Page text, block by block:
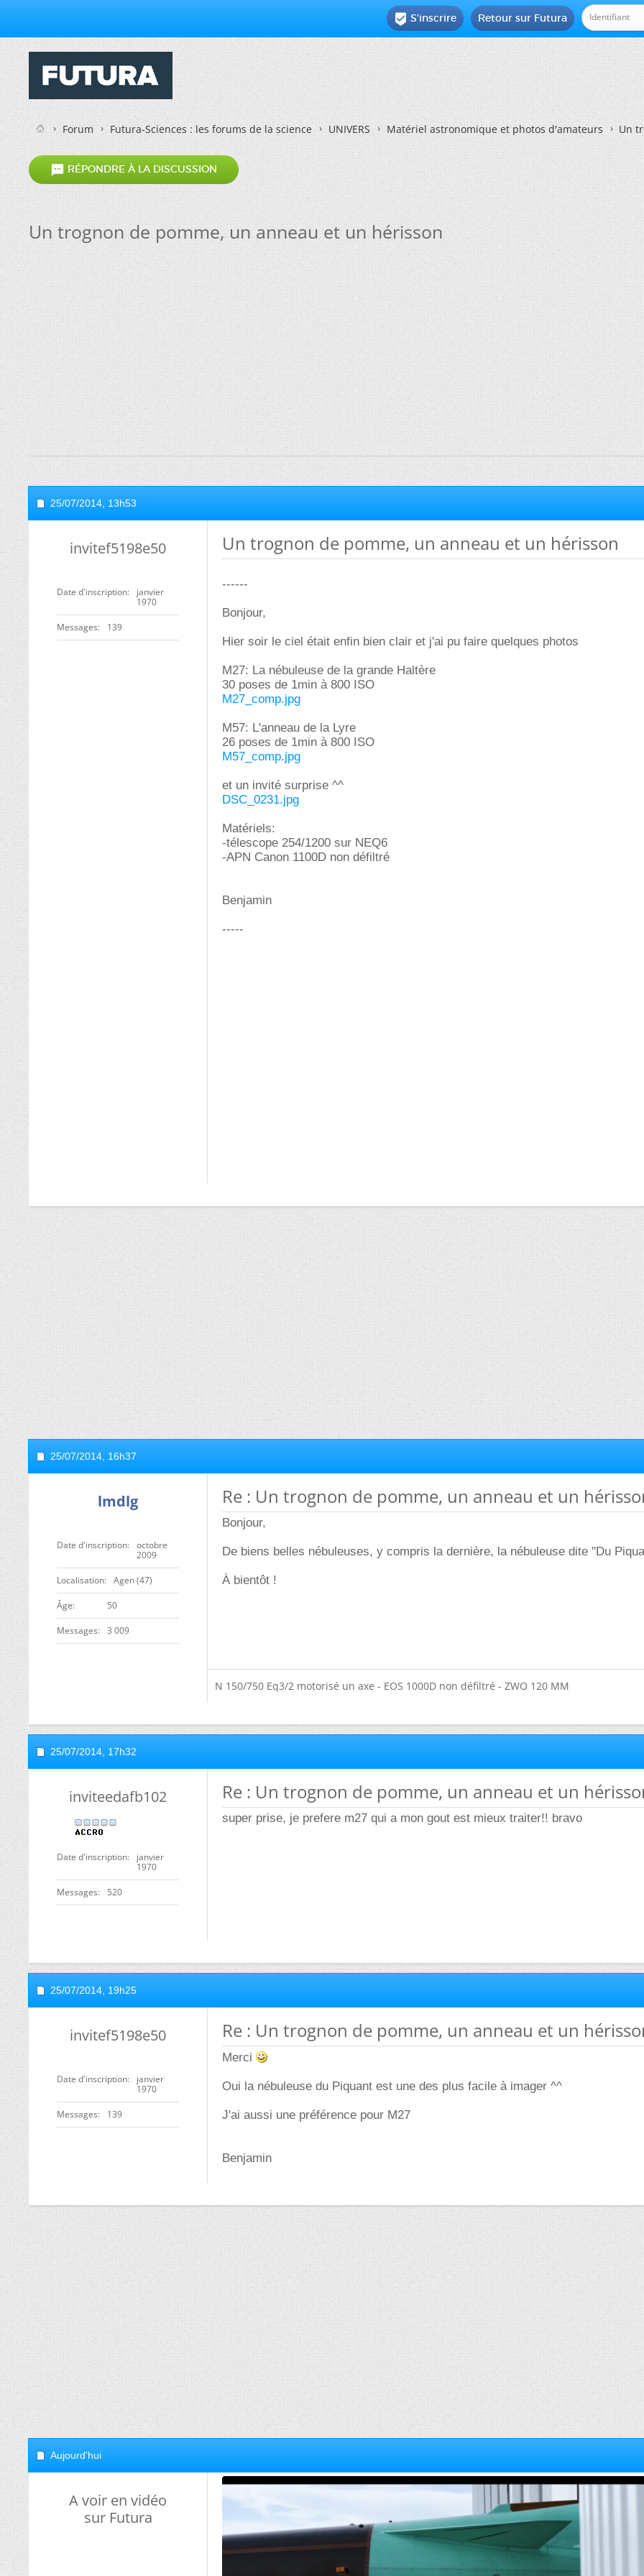
Retour sur Futura
 S'inscrire
Forum Futura-Sciences : les forums de la science UNIVERS Matériel astronomique et photos d'amateurs Un
 RÉPONDRE À LA DISCUSSION
Un trognon de pomme, un anneau et un hérisson
25/07/2014, 13h53
invitef5198e50
Date d'inscription
janvier
1970
Messages 139
Un trognon de pomme, un anneau et un hérisson
------
Bonjour,
Hier soir le ciel était enfin bien clair et j'ai pu faire quelques photos
M27: La nébuleuse de la grande Haltère
30 poses de 1min à 800 ISO
M27_comp.jpg
M57: L'anneau de la Lyre
26 poses de 1min à 800 ISO
M57_comp.jpg
et un invité surprise ^^
DSC_0231.jpg
Matériels:
-télescope 254/1200 sur NEQ6
-APN Canon 1100D non défiltré
Benjamin
-----
25/07/2014, 16h37
lmdlg
Date d'inscription
octobre
2009
Localisation Agen (47)
ge 50
Messages 3 009
Re : Un trognon de pomme, un anneau et un
Bonjour,
De biens belles nébuleuses, y compris la dernière, la nébuleuse dite "Du
À bientôt !
N 150/750 Eq3/2 motorisé un axe - EOS 1000D non défiltré - ZWO 120 MM
25/07/2014, 17h32
inviteedafb102
Date d'inscription
janvier
1970
Messages 520
Re : Un trognon de pomme, un anneau et un
super prise, je prefere m27 qui a mon gout est mieux traiter!! bravo
25/07/2014, 19h25
invitef5198e50
Date d'inscription
janvier
1970
Messages 139
Re : Un trognon de pomme, un anneau et un
Merci
Oui la nébuleuse du Piquant est une des plus facile à imager ^^
J'ai aussi une préférence pour M27
Benjamin
Aujourd'hui
A voir en vidéo
sur Futura